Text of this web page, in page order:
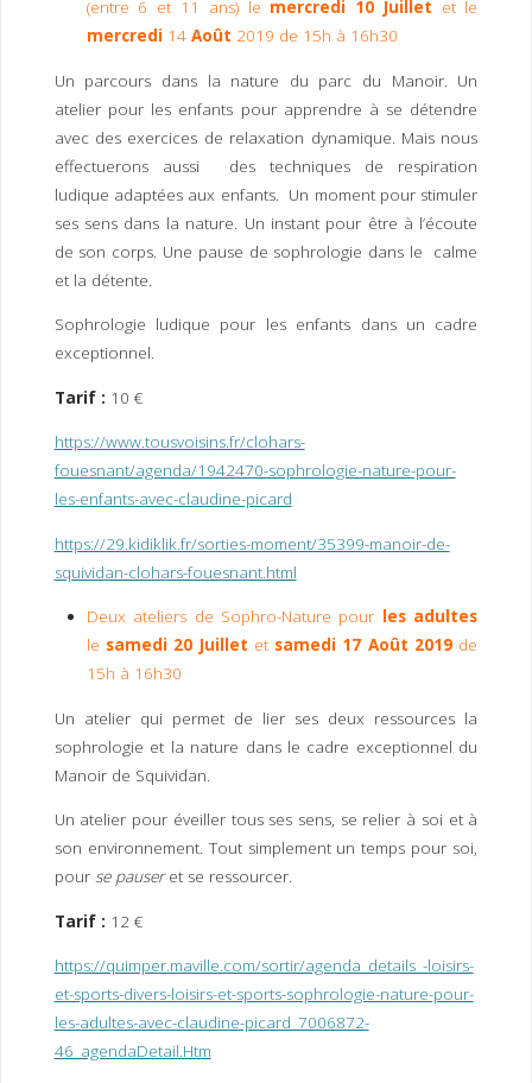
IMP
ER
(entre 6 et 11 ans) le mercredi 10 Juillet et le
mercredi 14 Août 2019 de 15h à 16h30
Un parcours dans la nature du parc du Manoir. Un
atelier pour les enfants pour apprendre à se détendre
avec des exercices de relaxation dynamique. Mais nous
effectuerons aussi des techniques de respiration
ludique adaptées aux enfants. Un moment pour stimuler
ses sens dans la nature. Un instant pour être à l’écoute
de son corps. Une pause de sophrologie dans le calme
et la détente.
Sophrologie ludique pour les enfants dans un cadre
exceptionnel.
Tarif : 10 €
https://www.tousvoisins.fr/clohars-
fouesnant/agenda/1942470-sophrologie-nature-pour-
les-enfants-avec-claudine-picard
https://29.kidiklik.fr/sorties-moment/35399-manoir-de-
squividan-clohars-fouesnant.html
Deux ateliers de Sophro-Nature pour les adultes
le samedi 20 Juillet etsamedi 17 Août 2019 de
15h à 16h30
Un atelier qui permet de lier ses deux ressources la
sophrologie et la nature dans le cadre exceptionnel du
Manoir de Squividan.
Un atelier pour éveiller tous ses sens, se relier à soi et à
son environnement. Tout simplement un temps pour soi,
pour se pauseret se ressourcer.
Tarif : 12 €
https://quimper.maville.com/sortir/agenda_details_-loisirs-
et-sports-divers-loisirs-et-sports-sophrologie-nature-pour-
les-adultes-avec-claudine-picard_7006872-
46_agendaDetail.Htm